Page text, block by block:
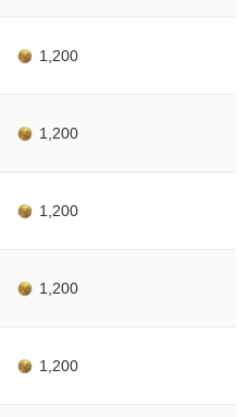
1,200
1,200
1,200
1,200
1,200